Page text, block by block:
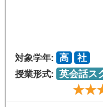
対象学年: 高
社
授業形式: 英会話ス